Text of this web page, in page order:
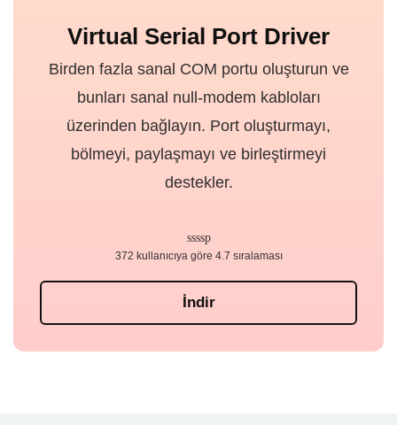
Virtual Serial Port Driver
Birden fazla sanal COM portu oluşturun ve
bunları sanal null-modem kabloları
üzerinden bağlayın. Port oluşturmayı,
bölmeyi, paylaşmayı ve birleştirmeyi
destekler.
İndir
372 kullanıcıya göre 4.7 sıralaması